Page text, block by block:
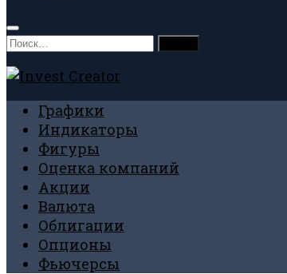
Найти:
Графики
Индикаторы
Фигуры
Оценка компаний
Акции
Валюта
Облигации
Опционы
Фьючерсы